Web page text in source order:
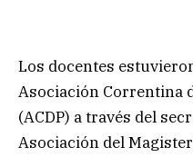
Los docentes
Asociación Correntina
(ACDP) a través del
Asociación del